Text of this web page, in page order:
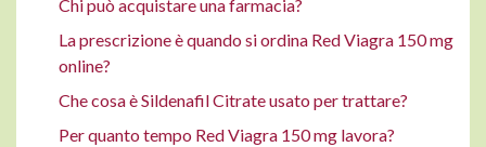
Chi può acquistare una farmacia?
La prescrizione è quando si ordina Red Viagra 150 mg
online?
Che cosa è Sildenafil Citrate usato per trattare?
Per quanto tempo Red Viagra 150 mg lavora?